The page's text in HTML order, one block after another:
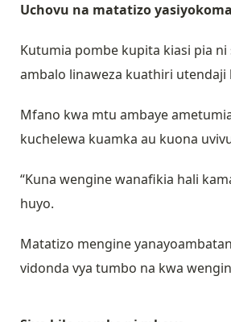
Uchovu na matatizo yasiyokoma
Kutumia pombe kupita kiasi pia
ambalo linaweza kuathiri utendaji
Mfano kwa mtu ambaye
kuchelewa kuamka au kuona
“Kuna wengine wanafikia hali
huyo.
Matatizo mengine
vidonda vya tumbo na kwa